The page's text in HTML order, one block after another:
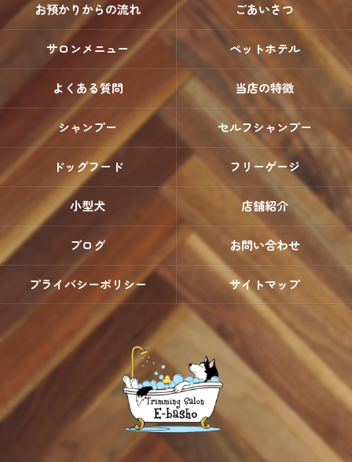
お預かりからの流れ ごあいさつ
サロンメニュー ペットホテル
よくある質問 当店の特徴
シャンプー セルフシャンプー
ドッグフード フリーゲージ
小型犬 店舗紹介
ブログ お問い合わせ
プライバシーポリシー サイトマップ